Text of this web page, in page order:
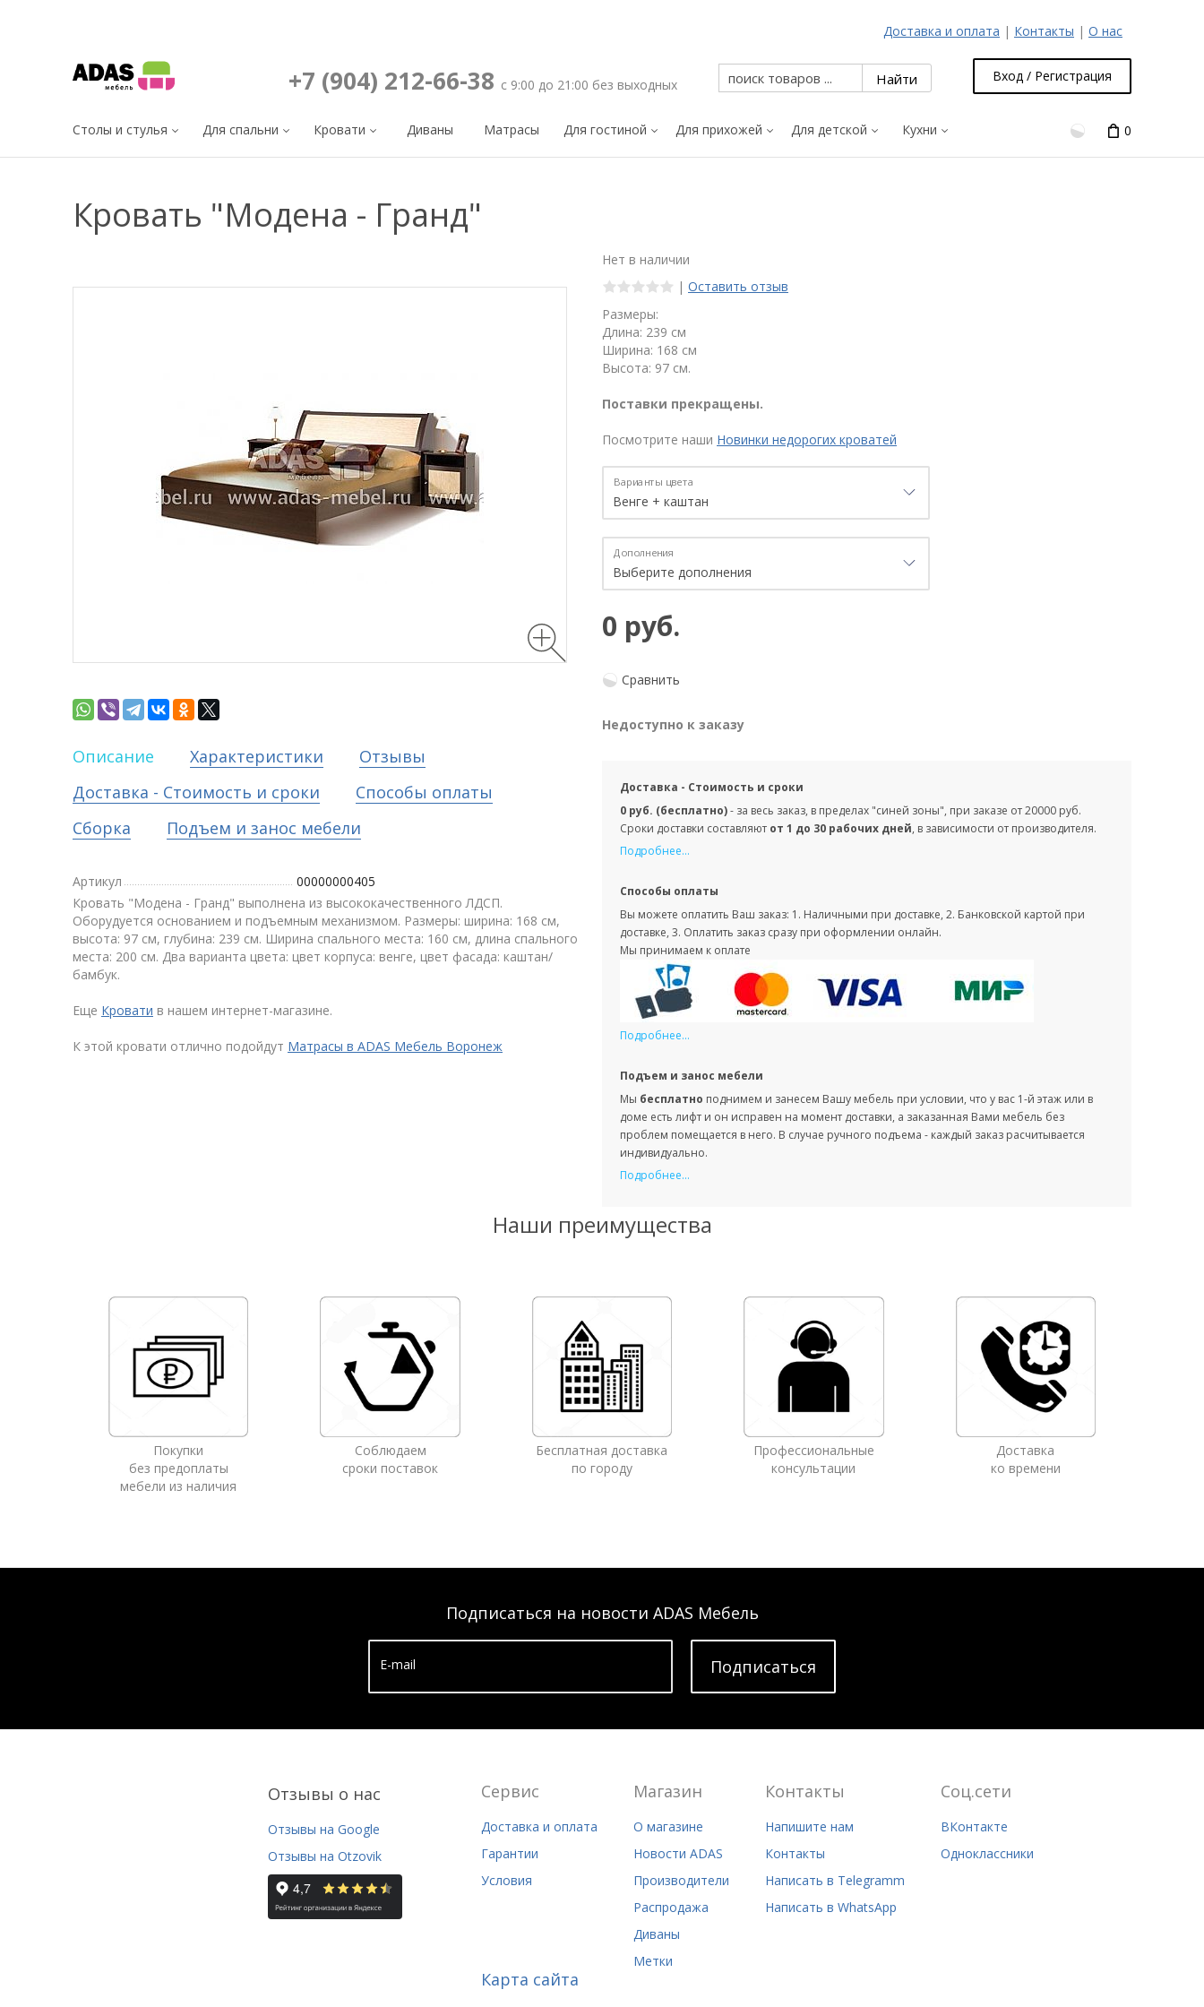
Доставка и оплата | Контакты | О нас
+7 (904) 212-66-38 с 9:00 до 21:00 без выходных
Вход / Регистрация
Столы и стулья Для спальни Кровати Диваны Матрасы Для гостиной Для прихожей Для детской Кухни 0
Кровать "Модена - Гранд"
Нет в наличии
| Оставить отзыв
Размеры:
Длина: 239 см
Ширина: 168 см
Высота: 97 см.
Поставки прекращены.
Посмотрите наши Новинки недорогих кроватей
Варианты цвета
Дополнения
0 руб.
Сравнить
Недоступно к заказу
Доставка - Стоимость и сроки
0 руб. (бесплатно)- за весь заказ, в пределах "синей зоны", при заказе от 20000 руб.
Сроки доставки составляют от 1 до 30 рабочих дней, в зависимости от производителя.
Подробнее...
Способы оплаты
Вы можете оплатить Ваш заказ: 1. Наличными при доставке, 2. Банковской картой при
доставке, 3. Оплатить заказ сразу при оформлении онлайн.
Мы принимаем к оплате
Подробнее...
Подъем и занос мебели
Мы бесплатно поднимем и занесем Вашу мебель при условии, что у вас 1-й этаж или в
доме есть лифт и он исправен на момент доставки, а заказанная Вами мебель без
проблем помещается в него. В случае ручного подъема - каждый заказ расчитывается
индивидуально.
Подробнее...
Описание Характеристики
Отзывы
Доставка - Стоимость и сроки
Способы оплаты
Сборка
Подъем и занос мебели
Артикул
00000000405
Кровать "Модена - Гранд" выполнена из высококачественного ЛДСП.
Оборудуется основанием и подъемным механизмом. Размеры: ширина: 168 см,
высота: 97 см, глубина: 239 см. Ширина спального места: 160 см, длина спального
места: 200 см. Два варианта цвета: цвет корпуса: венге, цвет фасада: каштан/
бамбук.
Еще Кровати в нашем интернет-магазине.
К этой кровати отлично подойдут Матрасы в ADAS Мебель Воронеж
Наши преимущества
Покупки
без предоплаты
мебели из наличия
Соблюдаем
сроки поставок
Бесплатная доставка
по городу
Профессиональные
консультации
Доставка
ко времени
Подписаться на новости ADAS Мебель
E-mail Подписатьcя
Отзывы о нас
Отзывы на Google
Отзывы на Otzovik
Сервис
Доставка и оплата
Гарантии
Условия
Магазин
О магазине
Новости ADAS
Производители
Распродажа
Диваны
Метки
Контакты
Напишите нам
Контакты
Написать в Telegramm
Написать в WhatsApp
Соц.сети
ВКонтакте
Одноклассники
Карта сайта